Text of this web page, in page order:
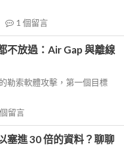
1 個留言
不放過：Air Gap 與離線
勒索軟體攻擊，第一個目標
個留言
塞進 30 倍的資料？聊聊